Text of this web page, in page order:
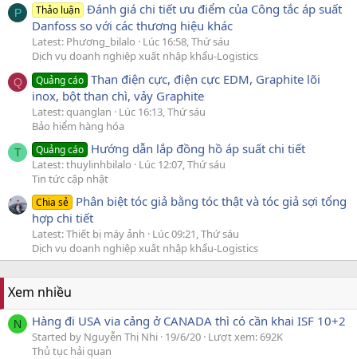
P Thảo luận Đánh giá chi tiết ưu điểm của Công tắc áp suất
Danfoss so với các thương hiệu khác
Latest: Phương_bilalo
Lúc 16:58, Thứ sáu
Dịch vụ doanh nghiệp xuất nhập khẩu-Logistics
Q Quảng cáo Than điện cực, điện cực EDM, Graphite lõi
inox, bột than chì, vảy Graphite
Latest: quanglan
Lúc 16:13, Thứ sáu
Bảo hiểm hàng hóa
T Quảng cáo Hướng dẫn lắp đồng hồ áp suất chi tiết
Latest: thuylinhbilalo
Lúc 12:07, Thứ sáu
Tin tức cập nhật
Chia sẻ Phân biệt tóc giả bằng tóc thật và tóc giả sợi tổng
hợp chi tiết
Latest: Thiết bị máy ảnh
Lúc 09:21, Thứ sáu
Dịch vụ doanh nghiệp xuất nhập khẩu-Logistics
Xem nhiều
N Hàng đi USA via cảng ở CANADA thì có cần khai ISF 10+2
Started by Nguyễn Thị Nhi 19/6/20 Lượt xem: 692K
Thủ tục hải quan